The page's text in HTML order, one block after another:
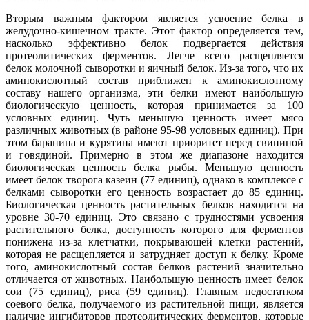
Вторым важным фактором является усвоение белка в
желудочно-кишечном тракте. Этот фактор определяется тем,
насколько эффективно белок подвергается действия
протеолитических ферментов. Легче всего расщепляется
белок молочной сыворотки и яичный белок. Из-за того, что их
аминокислотный состав приближен к аминокислотному
составу нашего организма, эти белки имеют наибольшую
биологическую ценность, которая принимается за 100
условных единиц. Чуть меньшую ценность имеет мясо
различных животных (в районе 95-98 условных единиц). При
этом баранина и курятина имеют приоритет перед свининой
и говядиной. Примерно в этом же диапазоне находится
биологическая ценность белка рыбы. Меньшую ценность
имеет белок творога казеин (77 единиц), однако в комплексе с
белками сыворотки его ценность возрастает до 85 единиц.
Биологическая ценность растительных белков находится на
уровне 30-70 единиц. Это связано с трудностями усвоения
растительного белка, доступность которого для ферментов
понижена из-за клетчатки, покрывающей клетки растений,
которая не расщепляется и затрудняет доступ к белку. Кроме
того, аминокислотный состав белков растений значительно
отличается от животных. Наибольшую ценность имеет белок
сои (75 единиц), риса (59 единиц). Главным недостатком
соевого белка, получаемого из растительной пищи, является
наличие ингибиторов протеолитических ферментов, которые